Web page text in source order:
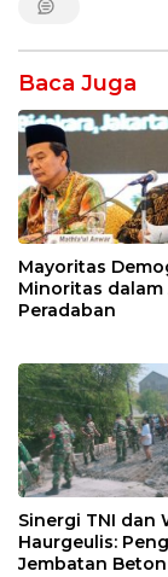
Baca Juga
Mayoritas
Minoritas dalam
Peradaban
Sinergi TNI dan
Haurgeulis:
Jembatan